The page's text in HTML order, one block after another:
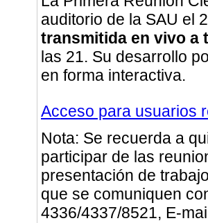
auditorio de la SAU el
transmitida en vivo a
las 21. Su desarrollo
en forma interactiva.
Acceso para usuarios
Nota: Se recuerda a
participar de las
presentación de
que se comuniquen
4336/4337/8521, E-